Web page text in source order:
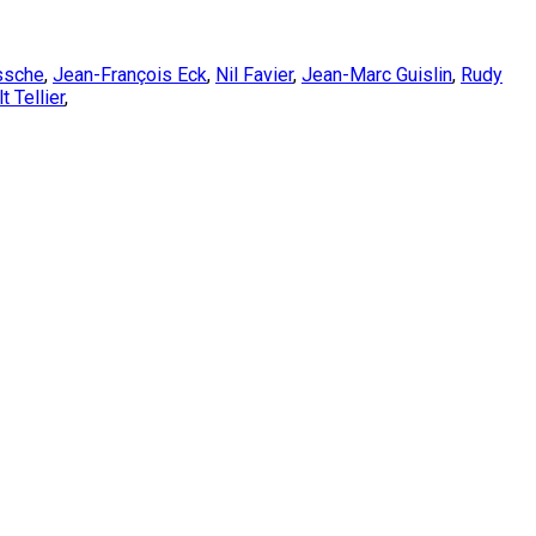
, Jean-François Eck, Nil Favier, Jean-Marc Guislin, Rudy
Tellier,